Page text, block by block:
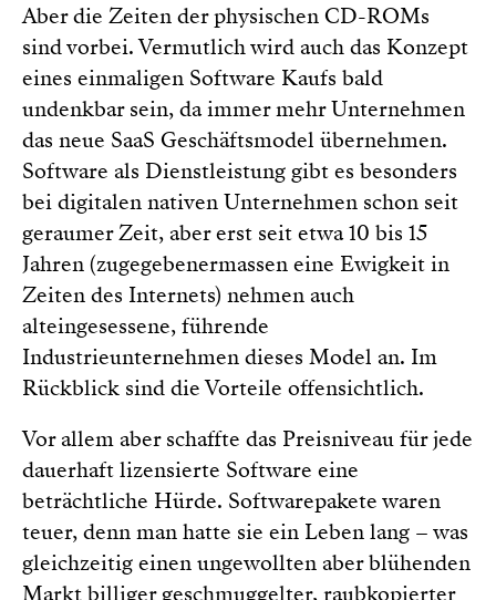
Aber die Zeiten der physischen CD-ROMs
sind vorbei. Vermutlich wird auch das Konzept
eines einmaligen Software Kaufs bald
undenkbar sein, da immer mehr Unternehmen
das neue SaaS Geschäftsmodel übernehmen.
Software als Dienstleistung gibt es besonders
bei digitalen nativen Unternehmen schon seit
geraumer Zeit, aber erst seit etwa 10 bis 15
Jahren (zugegebenermassen eine Ewigkeit in
Zeiten des Internets) nehmen auch
alteingesessene, führende
Industrieunternehmen dieses Model an. Im
Rückblick sind die Vorteile offensichtlich.
Vor allem aber schaffte das Preisniveau für jede
dauerhaft lizensierte Software eine
beträchtliche Hürde. Softwarepakete waren
teuer, denn man hatte sie ein Leben lang – was
gleichzeitig einen ungewollten aber blühenden
Markt billiger geschmuggelter, raubkopierter